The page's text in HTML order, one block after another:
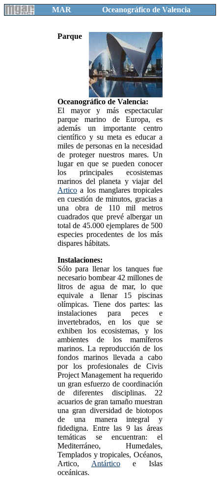
MAR Oceanográfico de Valencia
Parque
Oceanográfico de Valencia:
El mayor y más espectacular
parque marino de Europa, es
además un importante centro
científico y su meta es educar a
miles de personas en la necesidad
de proteger nuestros mares. Un
lugar en que se pueden conocer
los principales ecosistemas
marinos del planeta y viajar del
Artico a los manglares tropicales
en cuestión de minutos, gracias a
una obra de 110 mil metros
cuadrados que prevé albergar un
total de 45.000 ejemplares de 500
especies procedentes de los más
dispares hábitats.
Instalaciones:
Sólo para llenar los tanques fue
necesario bombear 42 millones de
litros de agua de mar, lo que
equivale a llenar 15 piscinas
olímpicas. Tiene dos partes: las
instalaciones para peces e
invertebrados, en los que se
exhiben los ecosistemas, y los
ambientes de los mamíferos
marinos. La reproducción de los
fondos marinos llevada a cabo
por los profesionales de Civis
Project Management ha requerido
un gran esfuerzo de coordinación
de diferentes disciplinas. 22
acuarios de gran tamaño muestran
una gran diversidad de biotopos
de una manera integral y
fidedigna. Entre las 9 las áreas
temáticas se encuentran: el
Mediterráneo, Humedales,
Templados y tropicales, Océanos,
Artico, Antárticoe Islas
oceánicas.